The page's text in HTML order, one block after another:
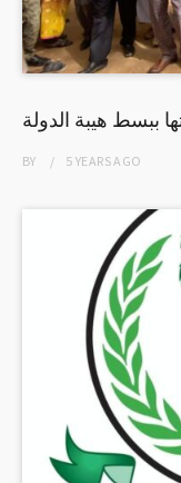
ببسط هيبة الدولة
BY 5 YEARSAGO